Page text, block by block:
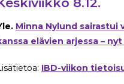
Minna Nylund
elävien arjessa –
IBD-viikon